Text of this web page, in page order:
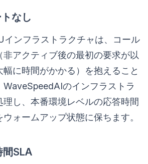
なし
インフラストラクチャは、コール
非アクティブ後の最初の要求が以
に時間がかかる）を抱えること
WaveSpeedAIのインフラストラ
理し、本番環境レベルの応答時間
ォームアップ状態に保ちます。
SLA